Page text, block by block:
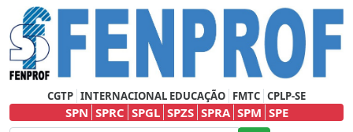
CGTP INTERNACIONAL EDUCAÇÃO FMTC CPLP-SE
SPN SPRC SPGL SPZS SPRA SPM SPE